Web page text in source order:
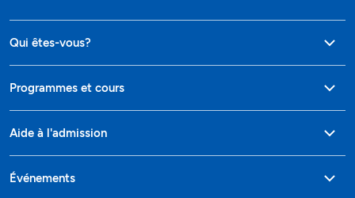
Qui êtes-vous?
Programmes et cours
Aide à l'admission
Événements